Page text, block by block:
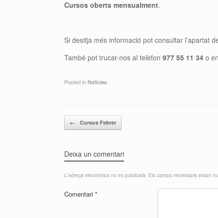
Cursos oberts mensualment.
Si desitja més informació pot consultar l’apartat
També pot trucar-nos al telèfon 977 55 11 34 o
Posted in Notícies
Post navigation
← Cursos Febrer
Deixa un comentari
L'adreça electrònica no es publicarà. Els camps necessaris estan
Comentari *